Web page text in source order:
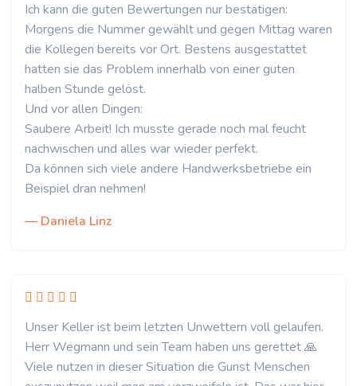
Ich kann die guten Bewertungen nur bestätigen:
Morgens die Nummer gewählt und gegen Mittag waren
die Kollegen bereits vor Ort. Bestens ausgestattet
hatten sie das Problem innerhalb von einer guten
halben Stunde gelöst.
Und vor allen Dingen:
Saubere Arbeit! Ich musste gerade noch mal feucht
nachwischen und alles war wieder perfekt.
Da können sich viele andere Handwerksbetriebe ein
Beispiel dran nehmen!
— Daniela Linz
Unser Keller ist beim letzten Unwettern voll gelaufen.
Herr Wegmann und sein Team haben uns gerettet 🙏
Viele nutzen in dieser Situation die Gunst Menschen